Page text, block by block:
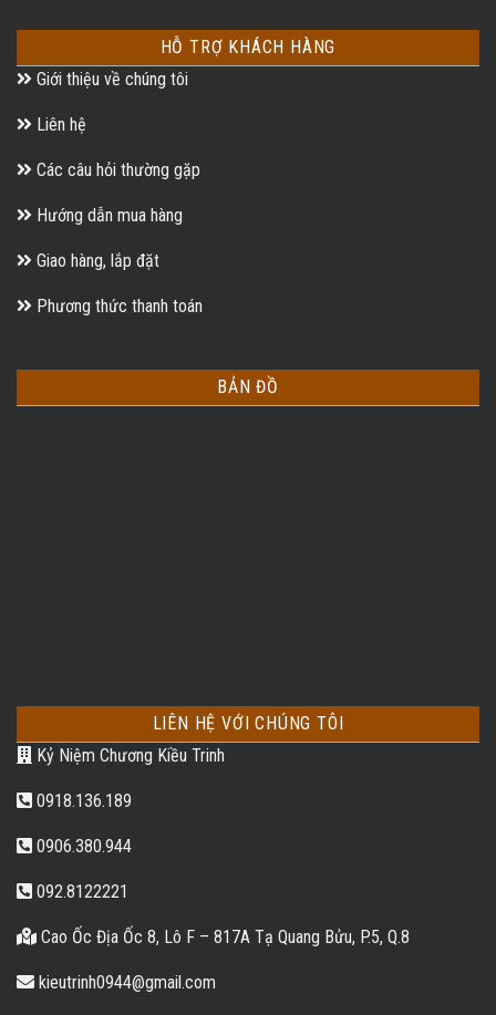
HỖ TRỢ KHÁCH HÀNG
Giới thiệu về chúng tôi
Liên hệ
Các câu hỏi thường gặp
Hướng dẫn mua hàng
Giao hàng, lắp đặt
Phương thức thanh toán
BẢN ĐỒ
LIÊN HỆ VỚI CHÚNG TÔI
Kỷ Niệm Chương Kiều Trinh
0918.136.189
0906.380.944
092.8122221
Cao Ốc Địa Ốc 8, Lô F – 817A Tạ Quang Bửu, P.5, Q.8
kieutrinh0944@gmail.com